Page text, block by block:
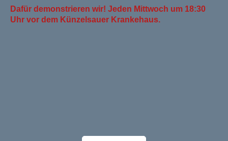
Dafür demonstrieren wir! Jeden Mittwoch um 18:30
Uhr vor dem Künzelsauer Krankehaus.